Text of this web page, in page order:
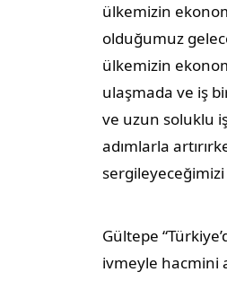
ülkemizin
olduğumuz
ülkemizin
ulaşmada ve iş
ve uzun soluklu
adımlarla
Gültepe
ivmeyle hacmini